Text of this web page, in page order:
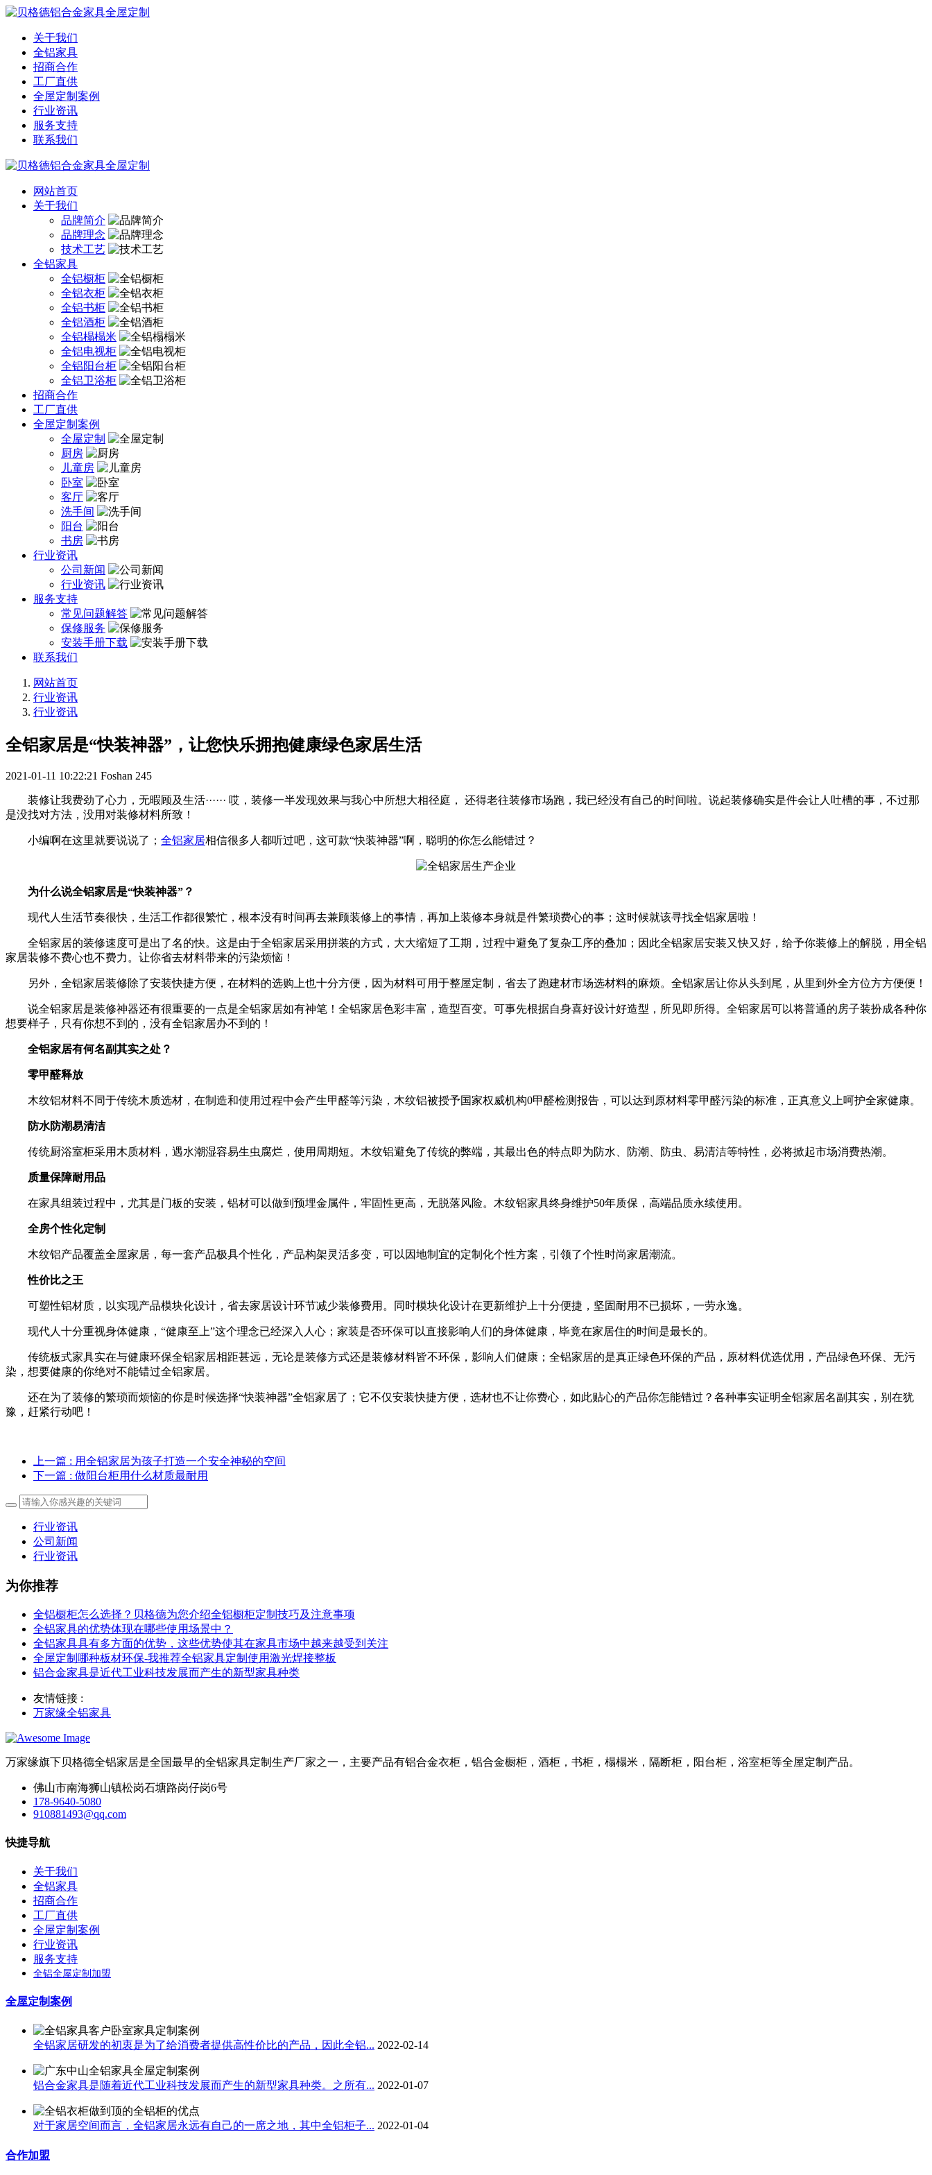
关于我们
全铝家具
招商合作
工厂直供
全屋定制案例
行业资讯
服务支持
联系我们
网站首页
关于我们
品牌简介
品牌理念
技术工艺
全铝家具
全铝橱柜
全铝衣柜
全铝书柜
全铝酒柜
全铝榻榻米
全铝电视柜
全铝阳台柜
全铝卫浴柜
招商合作
工厂直供
全屋定制案例
全屋定制
厨房
儿童房
卧室
客厅
洗手间
阳台
书房
行业资讯
公司新闻
行业资讯
服务支持
常见问题解答
保修服务
安装手册下载
联系我们
网站首页
行业资讯
行业资讯
全铝家居是“快装神器”，让您快乐拥抱健康绿色家居生活
2021-01-11 10:22:21 Foshan 245
装修让我费劲了心力，无暇顾及生活······ 哎，装修一半发现效果与我心中所想大相径庭， 还得老往装修市场跑，我已经没有自己的时间啦。说起装修确实是件会让人吐槽的事，不过那
是没找对方法，没用对装修材料所致！
小编啊在这里就要说说了； 全铝家居相信很多人都听过吧，这可款“快装神器”啊，聪明的你怎么能错过？
为什么说全铝家居是“快装神器”？
现代人生活节奏很快，生活工作都很繁忙，根本没有时间再去兼顾装修上的事情，再加上装修本身就是件繁琐费心的事；这时候就该寻找全铝家居啦！
全铝家居的装修速度可是出了名的快。这是由于全铝家居采用拼装的方式，大大缩短了工期，过程中避免了复杂工序的叠加；因此全铝家居安装又快又好，给予你装修上的解脱，用全铝
家居装修不费心也不费力。让你省去材料带来的污染烦恼！
另外，全铝家居装修除了安装快捷方便，在材料的选购上也十分方便，因为材料可用于整屋定制，省去了跑建材市场选材料的麻烦。全铝家居让你从头到尾，从里到外全方位方方便便！
说全铝家居是装修神器还有很重要的一点是全铝家居如有神笔！全铝家居色彩丰富，造型百变。可事先根据自身喜好设计好造型，所见即所得。全铝家居可以将普通的房子装扮成各种你
想要样子，只有你想不到的，没有全铝家居办不到的！
全铝家居有何名副其实之处？
零甲醛释放
木纹铝材料不同于传统木质选材，在制造和使用过程中会产生甲醛等污染，木纹铝被授予国家权威机构0甲醛检测报告，可以达到原材料零甲醛污染的标准，正真意义上呵护全家健康。
防水防潮易清洁
传统厨浴室柜采用木质材料，遇水潮湿容易生虫腐烂，使用周期短。木纹铝避免了传统的弊端，其最出色的特点即为防水、防潮、防虫、易清洁等特性，必将掀起市场消费热潮。
质量保障耐用品
在家具组装过程中，尤其是门板的安装，铝材可以做到预埋金属件，牢固性更高，无脱落风险。木纹铝家具终身维护50年质保，高端品质永续使用。
全房个性化定制
木纹铝产品覆盖全屋家居，每一套产品极具个性化，产品构架灵活多变，可以因地制宜的定制化个性方案，引领了个性时尚家居潮流。
性价比之王
可塑性铝材质，以实现产品模块化设计，省去家居设计环节减少装修费用。同时模块化设计在更新维护上十分便捷，坚固耐用不已损坏，一劳永逸。
现代人十分重视身体健康，“健康至上”这个理念已经深入人心；家装是否环保可以直接影响人们的身体健康，毕竟在家居住的时间是最长的。
传统板式家具实在与健康环保全铝家居相距甚远，无论是装修方式还是装修材料皆不环保，影响人们健康；全铝家居的是真正绿色环保的产品，原材料优选优用，产品绿色环保、无污
染，想要健康的你绝对不能错过全铝家居。
还在为了装修的繁琐而烦恼的你是时候选择“快装神器”全铝家居了；它不仅安装快捷方便，选材也不让你费心，如此贴心的产品你怎能错过？各种事实证明全铝家居名副其实，别在犹
豫，赶紧行动吧！
上一篇 : 用全铝家居为孩子打造一个安全神秘的空间
下一篇 : 做阳台柜用什么材质最耐用
行业资讯
公司新闻
行业资讯
为你推荐
全铝橱柜怎么选择？贝格德为您介绍全铝橱柜定制技巧及注意事项
全铝家具的优势体现在哪些使用场景中？
全铝家具具有多方面的优势，这些优势使其在家具市场中越来越受到关注
全屋定制哪种板材环保-我推荐全铝家具定制使用激光焊接整板
铝合金家具是近代工业科技发展而产生的新型家具种类
友情链接 :
万家缘全铝家具
万家缘旗下贝格德全铝家居是全国最早的全铝家具定制生产厂家之一，主要产品有铝合金衣柜，铝合金橱柜，酒柜，书柜，榻榻米，隔断柜，阳台柜，浴室柜等全屋定制产品。
佛山市南海狮山镇松岗石塘路岗仔岗6号
178-9640-5080
910881493@qq.com
快捷导航
关于我们
全铝家具
招商合作
工厂直供
全屋定制案例
行业资讯
服务支持
全铝全屋定制加盟
全屋定制案例
全铝家居研发的初衷是为了给消费者提供高性价比的产品，因此全铝... 2022-02-14
铝合金家具是随着近代工业科技发展而产生的新型家具种类。之所有... 2022-01-07
对于家居空间而言，全铝家居永远有自己的一席之地，其中全铝柜子... 2022-01-04
合作加盟